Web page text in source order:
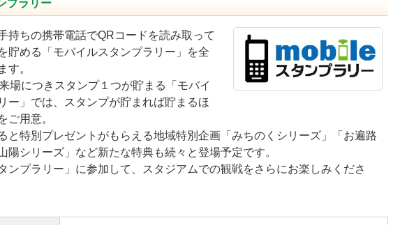
プラリー
持ちの携帯電話でQRコードを読み取って
貯める「モバイルスタンプラリー」を全
す。
場につきスタンプ１つが貯まる「モバイ
ー」では、スタンプが貯まれば貯まるほ
ご用意。
と特別プレゼントがもらえる地域特別企画「みちのくシリーズ」「お遍路
陽シリーズ」など新たな特典も続々と登場予定です。
ンプラリー」に参加して、スタジアムでの観戦をさらにお楽しみくださ